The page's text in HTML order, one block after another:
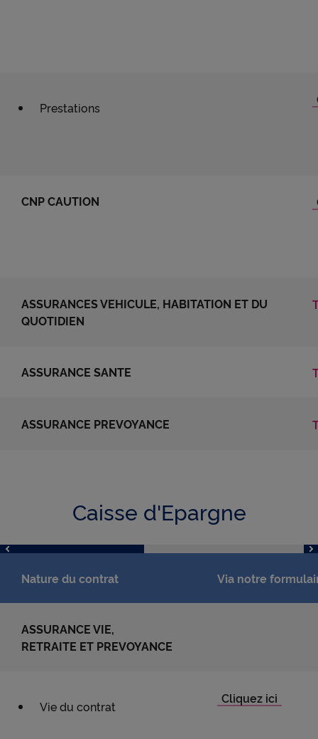
Prestations
CNP CAUTION
ASSURANCES VEHICULE, HABITATION ET DU
QUOTIDIEN
ASSURANCE SANTE
ASSURANCE PREVOYANCE
Caisse d'Epargne
Nature du contrat Via notre
ASSURANCE VIE,
RETRAITE ET PREVOYANCE
Vie du contrat